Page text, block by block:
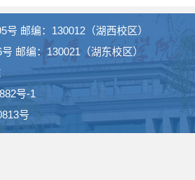
邮编：130012（湖西校区）
邮编：130021（湖东校区）
号-1
号